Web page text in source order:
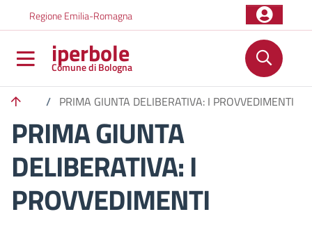
Regione Emilia-Romagna
iperbole
Comune di Bologna
/ PRIMA GIUNTA DELIBERATIVA: I PROVVEDIMENTI
PRIMA GIUNTA
DELIBERATIVA: I
PROVVEDIMENTI